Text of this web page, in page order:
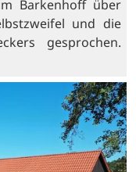
Barkenhoff über
und die
gesprochen.